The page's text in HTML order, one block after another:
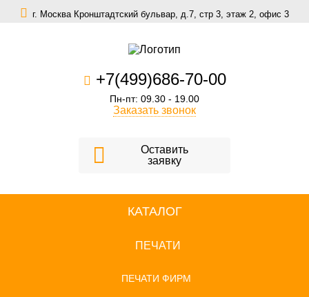
г. Москва Кронштадтский бульвар, д.7, стр 3, этаж 2, офис 3
+7(499)686-70-00
Пн-пт: 09.30 - 19.00
Заказать звонок
Оставить
заявку
КАТАЛОГ
ПЕЧАТИ
ПЕЧАТИ ФИРМ